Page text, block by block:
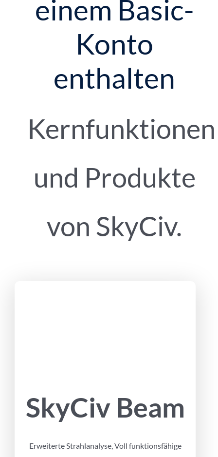
einem Basic-
Konto
enthalten
Kernfunktionen
und Produkte
von SkyCiv.
SkyCiv Beam
Erweiterte Strahlanalyse, Voll funktionsfähige